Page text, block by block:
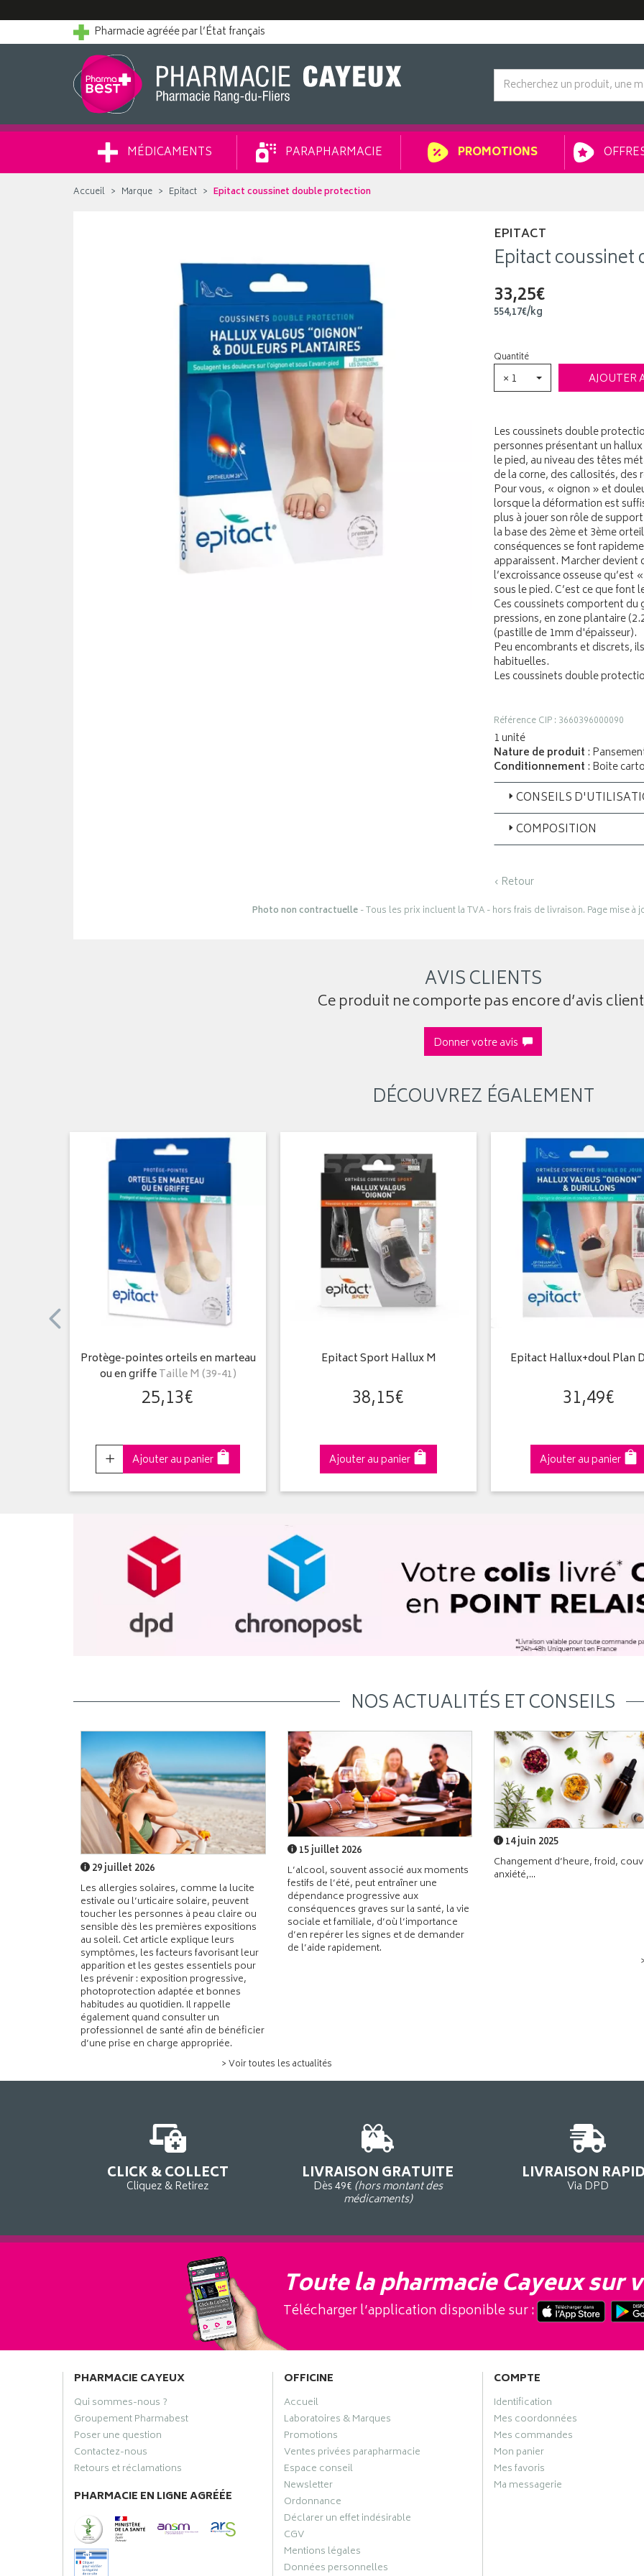
Pharmacie agréée par l’État français
MÉDICAMENTS PARAPHARMACIE PROMOTIONS
Accueil Marque Epitact Epitact coussinet double protection
EPITACT
Epitact
33,25€
554,17€/kg
Quantité
× 1 AJOUTER
Les coussinets double
personnes présentant un
le pied, au niveau des têtes
de la corne, des callosités,
Pour vous, « oignon » et
lorsque la déformation est
plus à jouer son rôle de
la base des 2ème et 3ème
conséquences se font
apparaissent. Marcher
l’excroissance osseuse qu’est
sous le pied. C’est ce que
Ces coussinets comportent
pressions, en zone plantaire
(pastille de 1mm d'épaisseur).
Peu encombrants et discrets,
habituelles.
Les coussinets double
Référence CIP : 3660396000090
1 unité
Nature de produit :
Conditionnement : Boite
CONSEILS
COMPOSITION
‹ Retour
Photo non contractuelle- Tous les prix incluent la TVA - hors frais de livraison. Page mise à
AVIS CLIENTS
Ce produit ne comporte pas encore d’avis
Donner votre avis
DÉCOUVREZ ÉGALEMENT
Protège-pointes orteils en marteau
ou en griffeTaille M (39-41)
25,13€
Choisir
Ajouter au panier
Epitact Sport Hallux M
38,15€
Ajouter au panier
Epitact Hallux+doul Plan
31,49€
Ajouter au panier
NOS ACTUALITÉS ET CONSEILS
29 juillet 2026
Les allergies solaires, comme la lucite
estivale ou l’urticaire solaire, peuvent
toucher les personnes à peau claire ou
sensible dès les premières expositions
au soleil. Cet article explique leurs
symptômes, les facteurs favorisant leur
apparition et les gestes essentiels pour
les prévenir : exposition progressive,
photoprotection adaptée et bonnes
habitudes au quotidien. Il rappelle
également quand consulter un
professionnel de santé afin de bénéficier
d’une prise en charge appropriée.
15 juillet 2026
L’alcool, souvent associé aux moments
festifs de l’été, peut entraîner une
dépendance progressive aux
conséquences graves sur la santé, la vie
sociale et familiale, d’où l’importance
d’en repérer les signes et de demander
de l’aide rapidement.
> Voir toutes les actualités
14 juin 2025
Changement d’heure, froid,
anxiété,...
CLICK & COLLECT
Cliquez & Retirez
LIVRAISON GRATUITE
Dès 49€ (hors montant des
médicaments)
LIVRAISON
Via DPD
Toute la pharmacie Cayeux sur
Télécharger l’application disponible sur :
PHARMACIE CAYEUX
Qui sommes-nous ?
Groupement Pharmabest
Poser une question
Contactez-nous
Retours et réclamations
PHARMACIE EN LIGNE AGRÉÉE
OFFICINE
Accueil
Laboratoires & Marques
Promotions
Ventes privées parapharmacie
Espace conseil
Newsletter
Ordonnance
Déclarer un effet indésirable
CGV
Mentions légales
Données personnelles
COMPTE
Identification
Mes coordonnées
Mes commandes
Mon panier
Mes favoris
Ma messagerie